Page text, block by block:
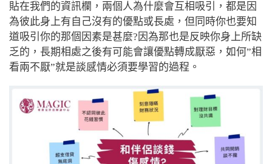
貼在我們的資訊欄，兩個人為什麼會互相吸引，都是因
為彼此身上有自己沒有的優點或長處，但同時你也要知
道吸引你的那個因素是甚麼?因為那也是反映你身上所缺
乏的，長期相處之後有可能會讓優點轉成厭惡，如何”相
看兩不厭”就是談感情必須要學習的過程。